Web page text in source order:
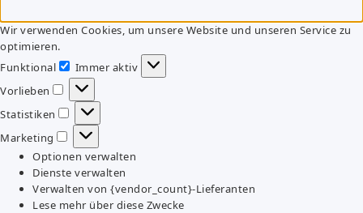
Wir verwenden Cookies, um unsere Website und unseren Service zu
optimieren.
Funktional
Funktional
Immer aktiv
Vorlieben
Vorlieben
Statistiken
Statistiken
Marketing
Marketing
Optionen verwalten
Dienste verwalten
Verwalten von {vendor_count}-Lieferanten
Lese mehr über diese Zwecke